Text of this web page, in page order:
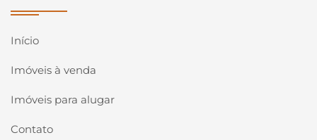
Início
Imóveis à venda
Imóveis para alugar
Contato